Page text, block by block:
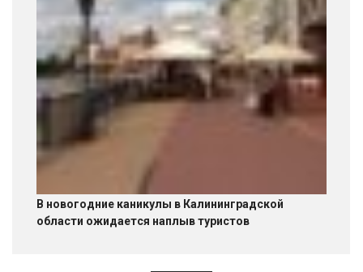
В новогодние каникулы в Калининградской
области ожидается наплыв туристов